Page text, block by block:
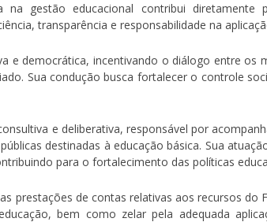
na gestão educacional contribui
transparência e responsabilidade na
e democrática, incentivando o diálogo entre os
Sua condução busca fortalecer o controle
e deliberativa, responsável por
destinadas à educação básica. Sua
para o fortalecimento das políticas
prestações de contas relativas aos recursos do
bem como zelar pela adequada